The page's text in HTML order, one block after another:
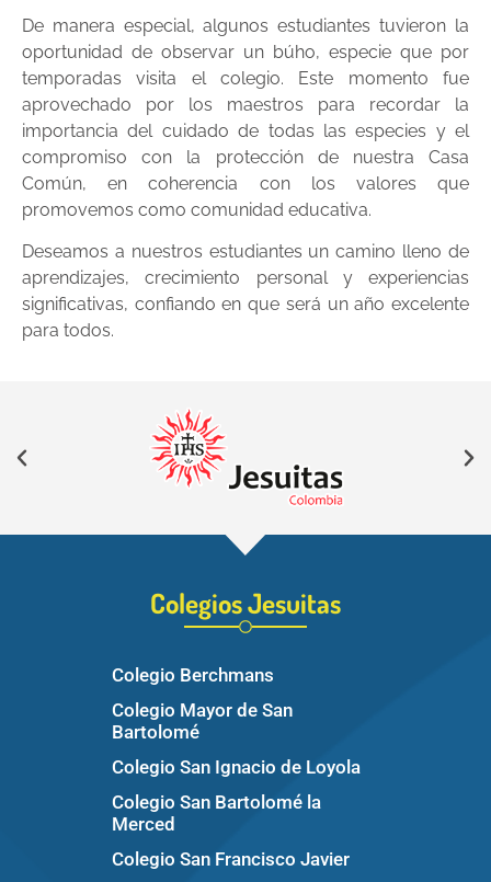
De manera especial, algunos estudiantes tuvieron la
oportunidad de observar un búho, especie que por
temporadas visita el colegio. Este momento fue
aprovechado por los maestros para recordar la
importancia del cuidado de todas las especies y el
compromiso con la protección de nuestra Casa
Común, en coherencia con los valores que
promovemos como comunidad educativa.
Deseamos a nuestros estudiantes un camino lleno de
aprendizajes, crecimiento personal y experiencias
significativas, confiando en que será un año excelente
para todos.
Colegios Jesuitas
Colegio Berchmans
Colegio Mayor de San
Bartolomé
Colegio San Ignacio de Loyola
Colegio San Bartolomé la
Merced
Colegio San Francisco Javier